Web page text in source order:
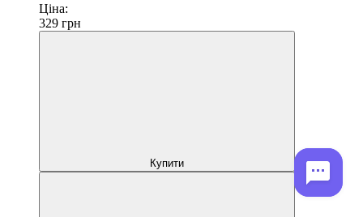
Ціна:
329 грн
Купити